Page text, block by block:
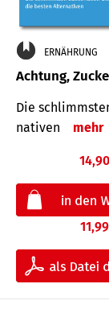
ERNÄHRUNG
Achtung,
Die
nativen
mehr